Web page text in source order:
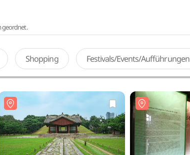
geordnet.
Shopping Festivals/Events/Aufführungen